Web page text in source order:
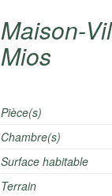
Maison-
Mios
Pièce(s)
Chambre(s)
Surface habitable
Terrain